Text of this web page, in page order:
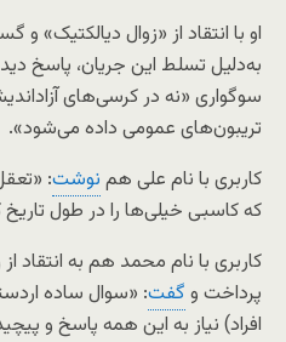
او با انتقاد از «زوال دیالکتیک»
به‌دلیل تسلط این جریان، پاسخ
سوگواری «نه در کرسی‌های
تریبون‌های عمومی داده می‌شود».
کاربری با نام علی هم نوشت:
که کاسبی خیلی‌ها را در طول
کاربری با نام محمد هم به انتقاد
پرداخت و گفت: «سوال ساده
افراد) نیاز به این همه پاسخ و